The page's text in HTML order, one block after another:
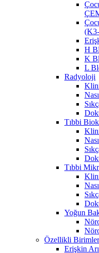
H
K
L
Radyoloji
Tıbbi
Tıbbi
Yoğun
Özellikli Birimler
Erişkin